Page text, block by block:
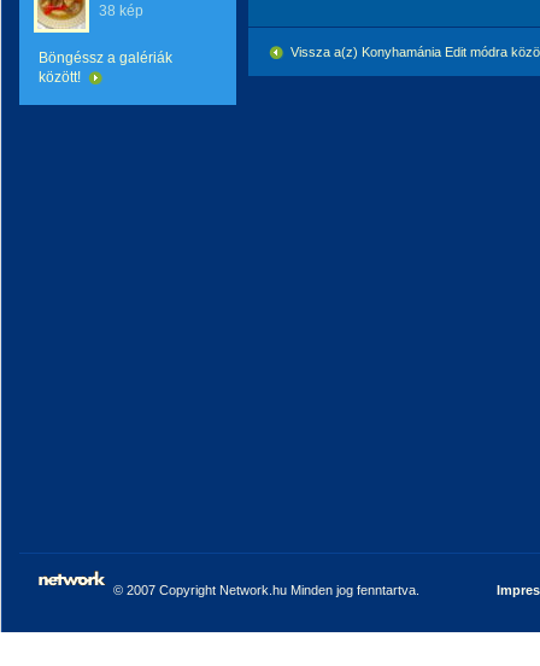
38 kép
Böngéssz a galériák
között!
Vissza a(z) Konyhamánia Edit módra
© 2007 Copyright Network.hu Minden jog fenntartva.